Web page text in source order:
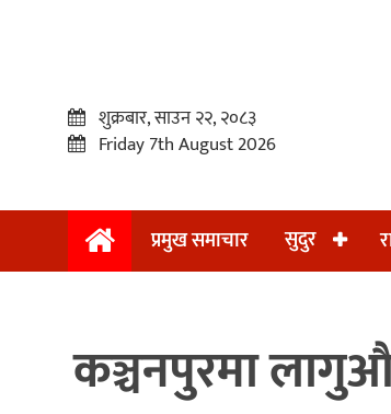
प्रमुख
शुक्रबार, साउन २२, २०८३
Friday 7th August 2026
प्रमुख समाचार सुदुर
कञ्चनपुरमा